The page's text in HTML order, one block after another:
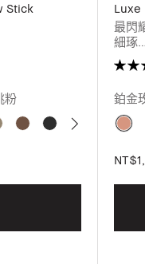
Stick
粉
Luxe
最閃
細琢
擁有
可乾
能綻
鉑金